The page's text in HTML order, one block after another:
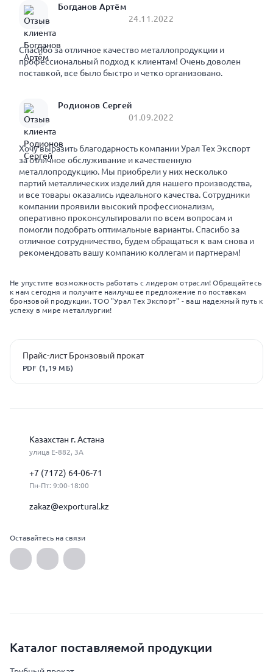
Богданов Артём
24.11.2022
Спасибо за отличное качество металлопродукции и
профессиональный подход к клиентам! Очень доволен
поставкой, все было быстро и четко организовано.
Родионов Сергей
01.09.2022
Хочу выразить благодарность компании Урал Тех Экспорт
за отличное обслуживание и качественную
металлопродукцию. Мы приобрели у них несколько
партий металлических изделий для нашего производства,
и все товары оказались идеального качества. Сотрудники
компании проявили высокий профессионализм,
оперативно проконсультировали по всем вопросам и
помогли подобрать оптимальные варианты. Спасибо за
отличное сотрудничество, будем обращаться к вам снова и
рекомендовать вашу компанию коллегам и партнерам!
Не упустите возможность работать с лидером отрасли! Обращайтесь
к нам сегодня и получите наилучшее предложение по поставкам
бронзовой продукции. ТОО "Урал Тех Экспорт" - ваш надежный путь к
успеху в мире металлургии!
Прайс-лист Бронзовый прокат
PDF (1,19 МБ)
Казахстан г. Астана
улица Е-882, 3А
+7 (7172) 64-06-71
Пн-Пт: 9:00-18:00
zakaz@exportural.kz
Оставайтесь на связи
Каталог поставляемой продукции